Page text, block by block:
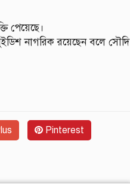
পেয়েছে।
নাগরিক রয়েছেন বলে সৌদি
Pinterest